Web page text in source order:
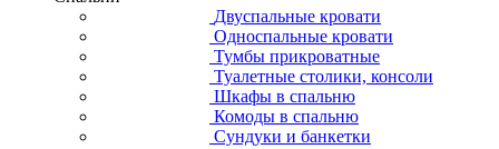
Двуспальные кровати
Односпальные кровати
Тумбы прикроватные
Туалетные столики, консоли
Шкафы в спальню
Комоды в спальню
Сундуки и банкетки